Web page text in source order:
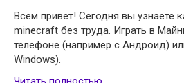
Всем привет! Сегодня вы узнаете
minecraft без труда. Играть в
телефоне (например с Андроид)
Windows).